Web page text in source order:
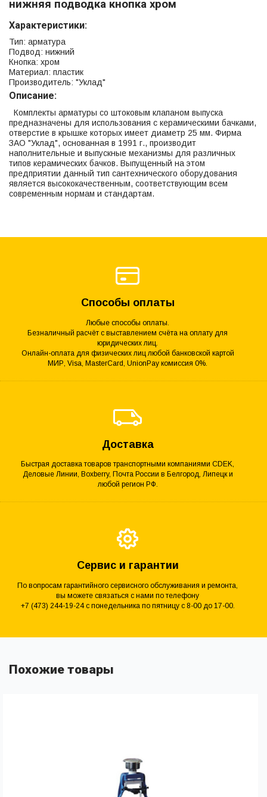
нижняя подводка кнопка хром
Характеристики:
Тип: арматура
Подвод: нижний
Кнопка: хром
Материал: пластик
Производитель: "Уклад"
Описание:
Комплекты арматуры со штоковым клапаном выпуска
предназначены для использования с керамическими бачками,
отверстие в крышке которых имеет диаметр 25 мм. Фирма
ЗАО "Уклад", основанная в 1991 г., производит
наполнительные и выпускные механизмы для различных
типов керамических бачков. Выпущенный на этом
предприятии данный тип сантехнического оборудования
является высококачественным, соответствующим всем
современным нормам и стандартам.
Способы оплаты
Любые способы оплаты.
Безналичный расчёт с выставлением счёта на оплату для
юридических лиц.
Онлайн-оплата для физических лиц любой банковской картой
МИР, Visa, MasterCard, UnionPay комиссия 0%.
Доставка
Быстрая доставка товаров транспортными компаниями CDEK,
Деловые Линии, Boxberry, Почта России в Белгород, Липецк и
любой регион РФ.
Сервис и гарантии
По вопросам гарантийного сервисного обслуживания и ремонта,
вы можете связаться с нами по телефону
+7 (473) 244-19-24 с понедельника по пятницу с 8-00 до 17-00.
Похожие товары